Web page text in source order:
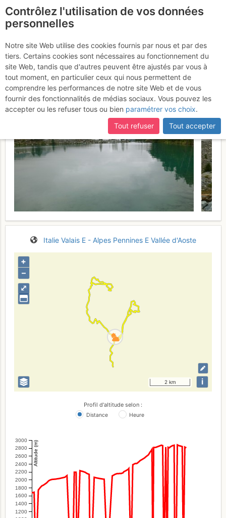
certaines pages ne sont plus accessibles, manquantes ou
incomplètes, déconnectez-vous puis reconnectez-vous à votre
compte sur le site.
Grand lac de Tzére : Via
le lac Bleu de Verra et
Varda
Lundi 17 juillet 2017
Italie Valais E - Alpes Pennines E Vallée d'Aoste
⤢
+
–
2 km i
Profil d'altitude selon :
Distance Heure
1200
1400
1600
1800
2000
2200
2400
2600
2800
3000 Altitude (m)
Contrôlez l'utilisation de vos données
personnelles
Notre site Web utilise des cookies fournis par nous et par des
tiers. Certains cookies sont nécessaires au fonctionnement du
site Web, tandis que d'autres peuvent être ajustés par vous à
tout moment, en particulier ceux qui nous permettent de
comprendre les performances de notre site Web et de vous
fournir des fonctionnalités de médias sociaux. Vous pouvez les
accepter ou les refuser tous ou bien paramétrer vos choix.
Tout refuser
Tout accepter